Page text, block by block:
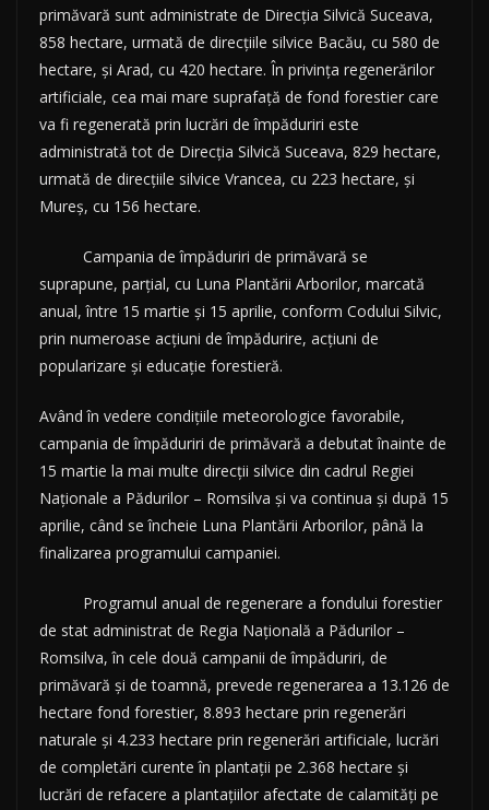
primăvară sunt administrate de Direcția Silvică Suceava,
858 hectare, urmată de direcțiile silvice Bacău, cu 580 de
hectare, și Arad, cu 420 hectare. În privința regenerărilor
artificiale, cea mai mare suprafață de fond forestier care
va fi regenerată prin lucrări de împăduriri este
administrată tot de Direcția Silvică Suceava, 829 hectare,
urmată de direcțiile silvice Vrancea, cu 223 hectare, și
Mureș, cu 156 hectare.
Campania de împăduriri de primăvară se
suprapune, parțial, cu Luna Plantării Arborilor, marcată
anual, între 15 martie și 15 aprilie, conform Codului Silvic,
prin numeroase acțiuni de împădurire, acțiuni de
popularizare și educație forestieră.
Având în vedere condițiile meteorologice favorabile,
campania de împăduriri de primăvară a debutat înainte de
15 martie la mai multe direcții silvice din cadrul Regiei
Naționale a Pădurilor – Romsilva și va continua și după 15
aprilie, când se încheie Luna Plantării Arborilor, până la
finalizarea programului campaniei.
Programul anual de regenerare a fondului forestier
de stat administrat de Regia Națională a Pădurilor –
Romsilva, în cele două campanii de împăduriri, de
primăvară și de toamnă, prevede regenerarea a 13.126 de
hectare fond forestier, 8.893 hectare prin regenerări
naturale și 4.233 hectare prin regenerări artificiale, lucrări
de completări curente în plantații pe 2.368 hectare și
lucrări de refacere a plantațiilor afectate de calamități pe